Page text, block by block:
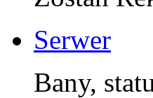
Serwer
Bany,